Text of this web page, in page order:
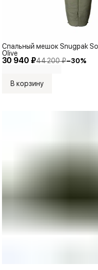
30 940 ₽44 200 ₽−30%
Спальный мешок Snugpak
Olive
В корзину